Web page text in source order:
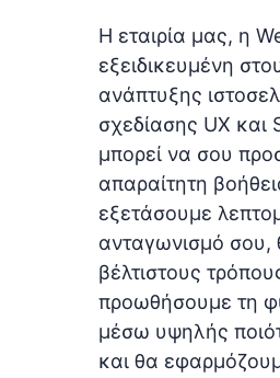
Η εταιρία μας, η
εξειδικευμένη
ανάπτυξης
σχεδίασης UX και
μπορεί να σου
απαραίτητη
εξετάσουμε
ανταγωνισμό σου,
βέλτιστους
προωθήσουμε τη
μέσω υψηλής
και θα